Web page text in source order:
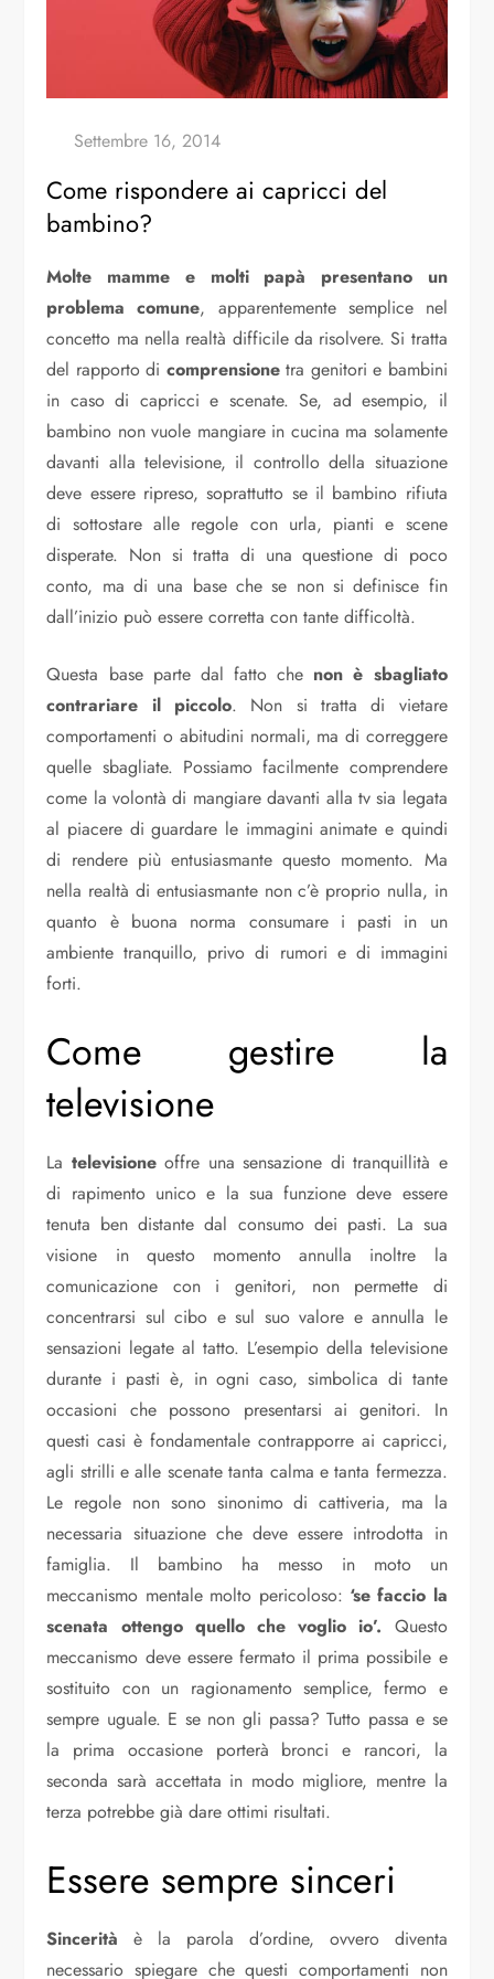
Come rispondere ai capricci del
bambino?
Molte mamme e molti papà presentano un
problema comune, apparentemente semplice nel
concetto ma nella realtà difficile da risolvere. Si tratta
del rapporto di comprensionetra genitori e bambini
in caso di capricci e scenate. Se, ad esempio, il
bambino non vuole mangiare in cucina ma solamente
davanti alla televisione, il controllo della situazione
deve essere ripreso, soprattutto se il bambino rifiuta
di sottostare alle regole con urla, pianti e scene
disperate. Non si tratta di una questione di poco
conto, ma di una base che se non si definisce fin
dall’inizio può essere corretta con tante difficoltà.
Questa base parte dal fatto che non è sbagliato
contrariare il piccolo. Non si tratta di vietare
comportamenti o abitudini normali, ma di correggere
quelle sbagliate. Possiamo facilmente comprendere
come la volontà di mangiare davanti alla tv sia legata
al piacere di guardare le immagini animate e quindi
di rendere più entusiasmante questo momento. Ma
nella realtà di entusiasmante non c’è proprio nulla, in
quanto è buona norma consumare i pasti in un
ambiente tranquillo, privo di rumori e di immagini
forti.
Come gestire la
televisione
La televisioneoffre una sensazione di tranquillità e
di rapimento unico e la sua funzione deve essere
tenuta ben distante dal consumo dei pasti. La sua
visione in questo momento annulla inoltre la
comunicazione con i genitori, non permette di
concentrarsi sul cibo e sul suo valore e annulla le
sensazioni legate al tatto. L’esempio della televisione
durante i pasti è, in ogni caso, simbolica di tante
occasioni che possono presentarsi ai genitori. In
questi casi è fondamentale contrapporre ai capricci,
agli strilli e alle scenate tanta calma e tanta fermezza.
Le regole non sono sinonimo di cattiveria, ma la
necessaria situazione che deve essere introdotta in
famiglia. Il bambino ha messo in moto un
meccanismo mentale molto pericoloso: ‘se faccio la
scenata ottengo quello che voglio io’. Questo
meccanismo deve essere fermato il prima possibile e
sostituito con un ragionamento semplice, fermo e
sempre uguale. E se non gli passa? Tutto passa e se
la prima occasione porterà bronci e rancori, la
seconda sarà accettata in modo migliore, mentre la
terza potrebbe già dare ottimi risultati.
Essere sempre sinceri
Sincerità è la parola d’ordine, ovvero diventa
necessario spiegare che questi comportamenti non